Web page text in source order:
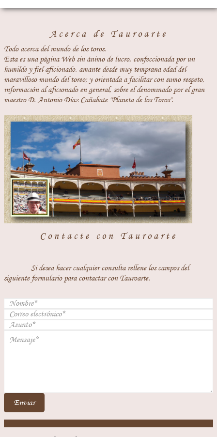
Acerca de Tauroarte
Todo acerca del mundo de los toros.
Esta es una página Web sin ánimo de lucro, confeccionada por un
humilde y fiel aficionado, amante desde muy temprana edad del
maravilloso mundo del toreo; y orientada a facilitar con sumo respeto,
información al aficionado en general, sobre el denominado por el gran
maestro D. Antonio Díaz Cañabate "Planeta de los Toros".
Contacte con Tauroarte
Si desea hacer cualquier consulta rellene los campos del
siguiente formulario para contactar con Tauroarte.
Enviar